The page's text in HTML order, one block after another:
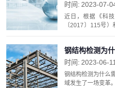
单”
时间: 2023-07-
近日，根据《科
〔2017〕115号
钢结构检测为
时间: 2023-06-11
钢结构检测为什么
域发生了一场变革